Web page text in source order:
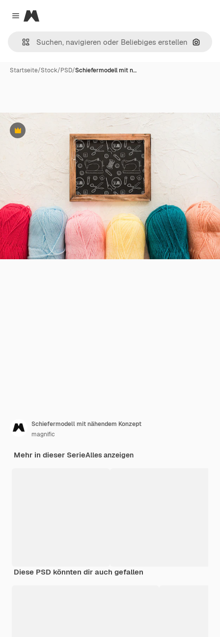
Close menu
Magnific
Nach
Startseite/Stock/PSD/Schiefermodell mit n…
Premium
Schiefermodell mit nähendem Konzept
magnific
Mehr in dieser SerieAlles anzeigen
Diese PSD könnten dir auch gefallen